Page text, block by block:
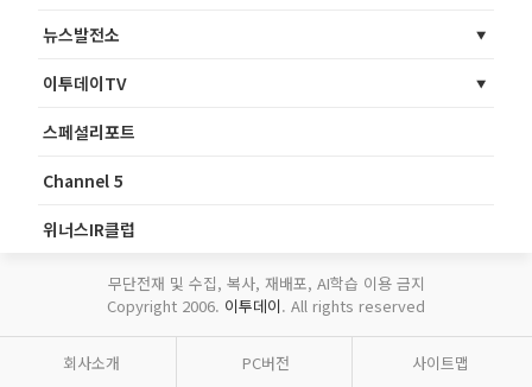
뉴스발전소
이투데이TV
스페셜리포트
Channel 5
위너스IR클럽
무단전재 및 수집, 복사, 재배포, AI학습 이용 금지
Copyright 2006. 이투데이. All rights reserved
회사소개 PC버전 사이트맵